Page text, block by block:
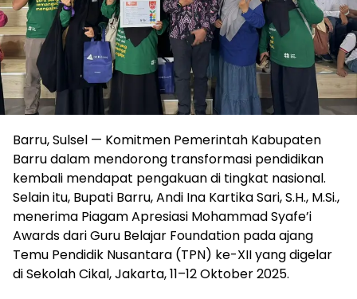
Barru, Sulsel — Komitmen Pemerintah Kabupaten
Barru dalam mendorong transformasi pendidikan
kembali mendapat pengakuan di tingkat nasional.
Selain itu, Bupati Barru, Andi Ina Kartika Sari, S.H., M.Si.,
menerima Piagam Apresiasi Mohammad Syafe’i
Awards dari Guru Belajar Foundation pada ajang
Temu Pendidik Nusantara (TPN) ke-XII yang digelar
di Sekolah Cikal, Jakarta, 11–12 Oktober 2025.